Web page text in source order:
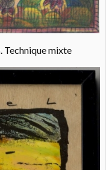
Technique mixte